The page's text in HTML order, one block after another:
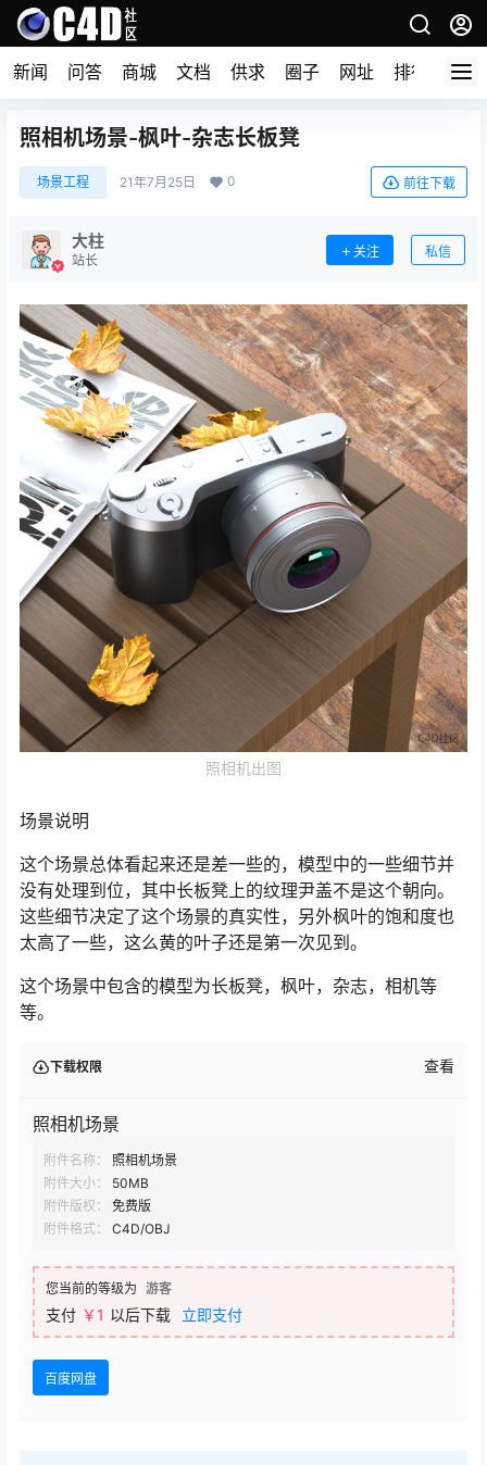
新闻 问答 商城 文档 供求 圈子 网址 排行榜
照相机场景-枫叶-杂志长板凳
场景工程 21年7月25日 0 前往下载
大柱
站长
关注 私信
照相机出图
场景说明
这个场景总体看起来还是差一些的，模型中的一些细节并
没有处理到位，其中长板凳上的纹理尹盖不是这个朝向。
这些细节决定了这个场景的真实性，另外枫叶的饱和度也
太高了一些，这么黄的叶子还是第一次见到。
这个场景中包含的模型为长板凳，枫叶，杂志，相机等
等。
下载权限 查看
照相机场景
附件名称：
照相机场景
附件大小：
50MB
附件版权：
免费版
附件格式：
C4D/OBJ
您当前的等级为 游客
支付 ￥1 以后下载 立即支付
百度网盘